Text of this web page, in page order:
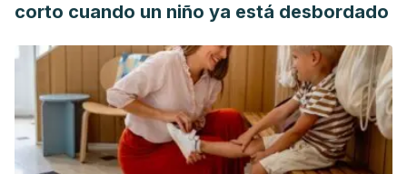
corto cuando un niño ya está desbordado